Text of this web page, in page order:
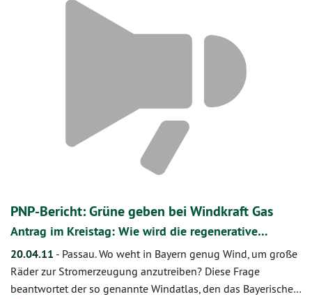
PNP-Bericht: Grüne geben bei Windkraft Gas
Antrag im Kreistag: Wie wird die regenerative…
20.04.11 - Passau. Wo weht in Bayern genug Wind, um große
Räder zur Stromerzeugung anzutreiben? Diese Frage
beantwortet der so genannte Windatlas, den das Bayerische…